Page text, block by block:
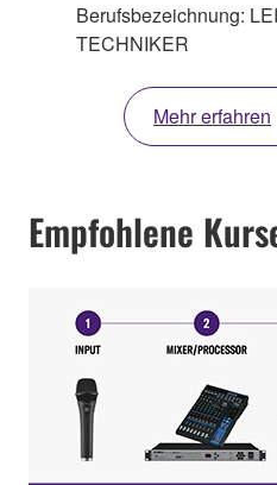
Berufsbezeichnung:
TECHNIKER
Mehr erfahren
Empfohlene